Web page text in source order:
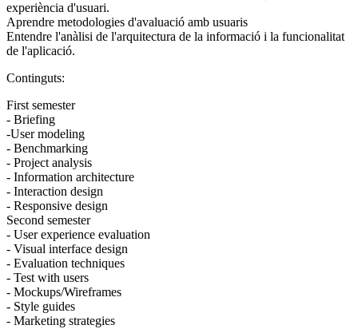
experiència d'usuari.
Aprendre metodologies d'avaluació amb usuaris
Entendre l'anàlisi de l'arquitectura de la informació i la funcionalitat
de l'aplicació.
Continguts:
First semester
- Briefing
-User modeling
- Benchmarking
- Project analysis
- Information architecture
- Interaction design
- Responsive design
Second semester
- User experience evaluation
- Visual interface design
- Evaluation techniques
- Test with users
- Mockups/Wireframes
- Style guides
- Marketing strategies